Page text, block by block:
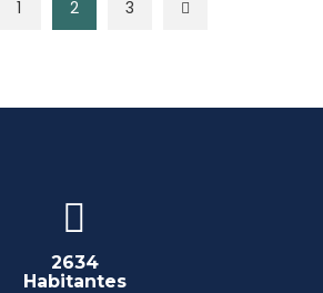
1 2 3
2634
Habitantes